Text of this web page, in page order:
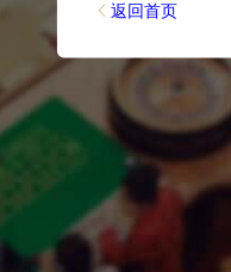
返回首页